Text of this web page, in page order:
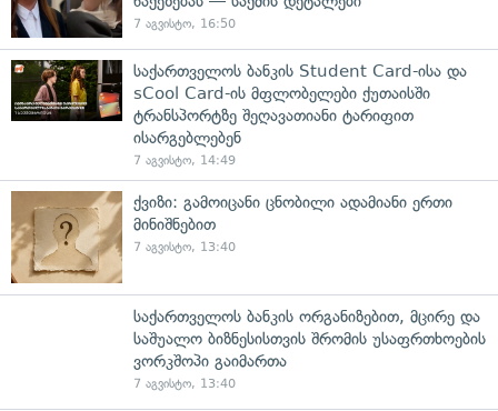
7 აგვისტო, 16:50
საქართველოს ბანკის Student Card-ისა და
sCool Card-ის მფლობელები ქუთაისში
ტრანსპორტზე შეღავათიანი ტარიფით
ისარგებლებენ
7 აგვისტო, 14:49
ქვიზი: გამოიცანი ცნობილი ადამიანი ერთი
მინიშნებით
7 აგვისტო, 13:40
საქართველოს ბანკის ორგანიზებით, მცირე და
საშუალო ბიზნესისთვის შრომის უსაფრთხოების
ვორკშოპი გაიმართა
7 აგვისტო, 13:40